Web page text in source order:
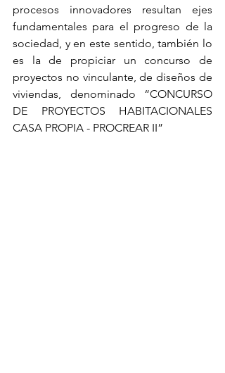
procesos innovadores resultan ejes
fundamentales para el progreso de la
sociedad, y en este sentido, también lo
es la de propiciar un concurso de
proyectos no vinculante, de diseños de
viviendas, denominado “CONCURSO
DE PROYECTOS HABITACIONALES
CASA PROPIA - PROCREAR II”